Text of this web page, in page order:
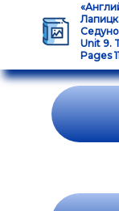
Unit 9.
Pages